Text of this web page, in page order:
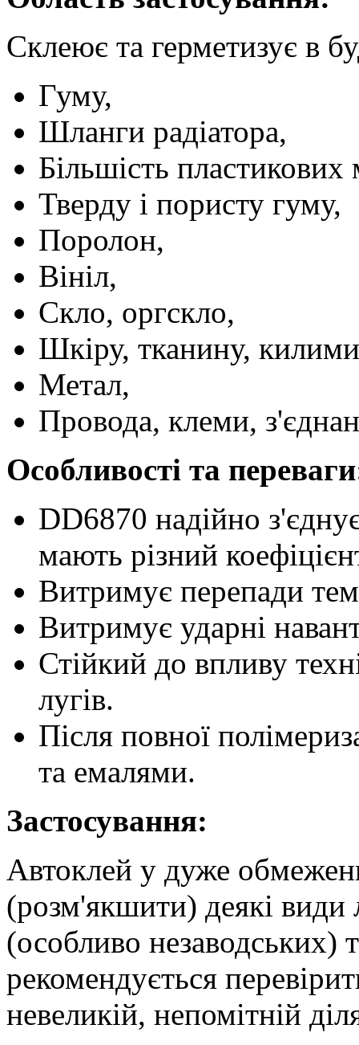
Склеює та герметизує в
Гуму,
Шланги радіатора,
Більшість пластикових
Тверду і пористу гуму,
Поролон,
Вініл,
Скло, оргскло,
Шкіру, тканину,
Метал,
Провода, клеми,
Особливості та
DD6870 надійно
мають різний
Витримує перепади
Витримує ударні
Стійкий до впливу
лугів.
Після повної
та емалями.
Застосування:
Автоклей у дуже
(розм'якшити) деякі види
(особливо
рекомендується
невеликій, непомітній